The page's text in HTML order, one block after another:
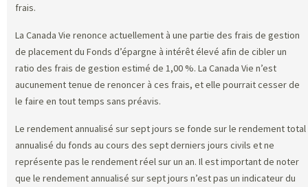
frais.
La Canada Vie renonce actuellement à une partie des frais de gestion
de placement du Fonds d’épargne à intérêt élevé afin de cibler un
ratio des frais de gestion estimé de 1,00 %. La Canada Vie n’est
aucunement tenue de renoncer à ces frais, et elle pourrait cesser de
le faire en tout temps sans préavis.
Le rendement annualisé sur sept jours se fonde sur le rendement total
annualisé du fonds au cours des sept derniers jours civils et ne
représente pas le rendement réel sur un an. Il est important de noter
que le rendement annualisé sur sept jours n’est pas un indicateur du